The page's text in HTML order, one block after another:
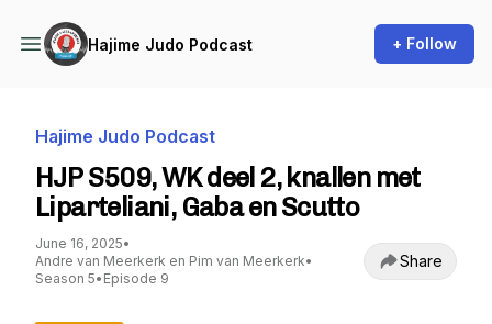
Hajime Judo Podcast + Follow
Hajime Judo Podcast
HJP S509, WK deel 2, knallen met
Liparteliani, Gaba en Scutto
June 16, 2025•
Andre van Meerkerk en Pim van Meerkerk•
Season 5• Episode 9
Share